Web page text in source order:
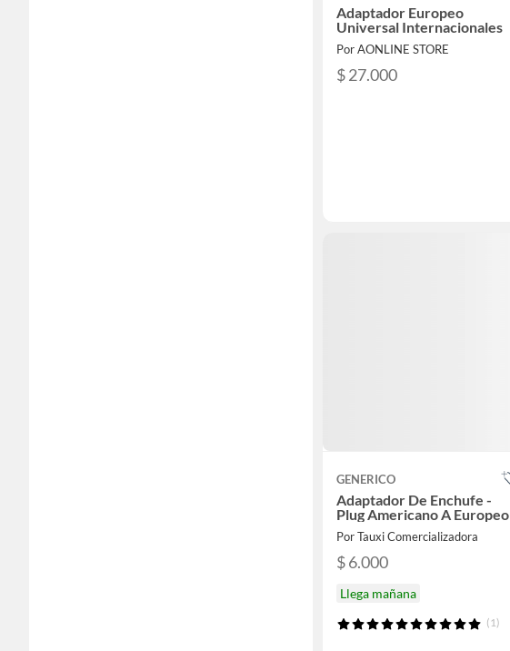
Adaptador Europeo
Universal Internacionales
Por AONLINE STORE
$ 27.000
GENERICO
Adaptador De Enchufe -
Plug Americano A Europeo
Por Tauxi Comercializadora
$ 6.000
Llega mañana
(1)